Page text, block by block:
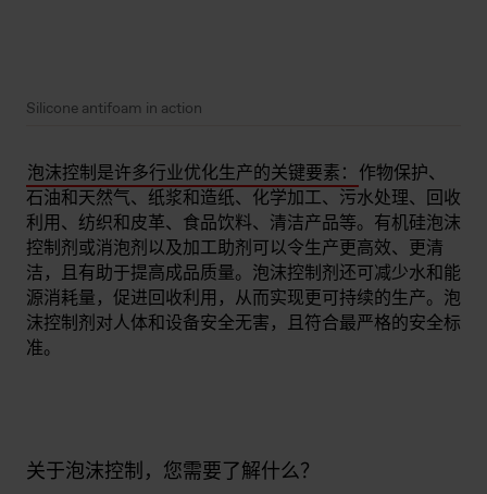
Silicone antifoam in action
泡沫控制是许多行业优化生产的关键要素： 作物保护、
石油和天然气、纸浆和造纸、化学加工、污水处理、回收
利用、纺织和皮革、食品饮料、清洁产品等。有机硅泡沫
控制剂或消泡剂以及加工助剂可以令生产更高效、更清
洁，且有助于提高成品质量。泡沫控制剂还可减少水和能
源消耗量，促进回收利用，从而实现更可持续的生产。泡
沫控制剂对人体和设备安全无害，且符合最严格的安全标
准。
关于泡沫控制，您需要了解什么？